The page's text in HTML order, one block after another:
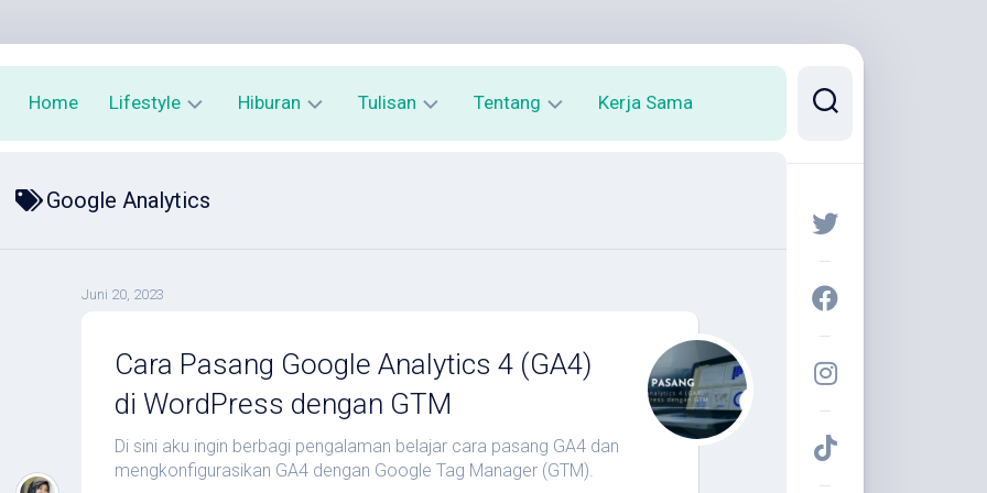
Home Lifestyle
Edukasi
Hiburan Tulisan Tentang Kerja Sama
Google Analytics
Juni 20, 2023
Cara Pasang Google Analytics 4 (GA4)
di WordPress dengan GTM
Di sini aku ingin berbagi pengalaman belajar cara pasang GA4 dan
mengkonfigurasikan GA4 dengan Google Tag Manager (GTM).